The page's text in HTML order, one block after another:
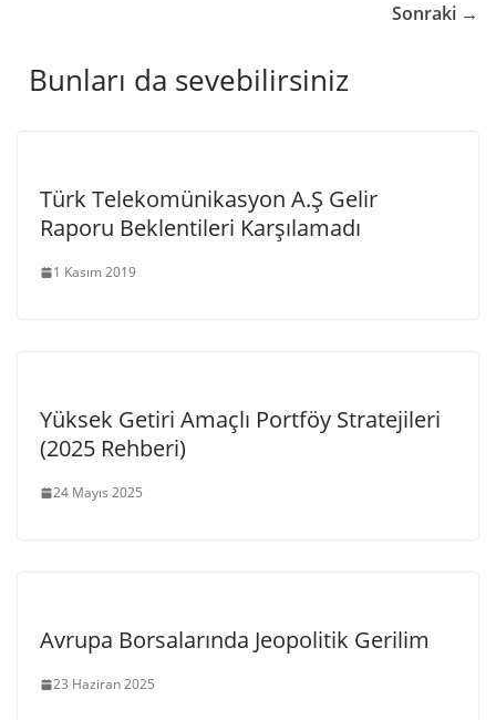
Sonraki →
Bunları da sevebilirsiniz
Türk Telekomünikasyon A.Ş Gelir
Raporu Beklentileri Karşılamadı
1 Kasım 2019
Yüksek Getiri Amaçlı Portföy Stratejileri
(2025 Rehberi)
24 Mayıs 2025
Avrupa Borsalarında Jeopolitik Gerilim
23 Haziran 2025